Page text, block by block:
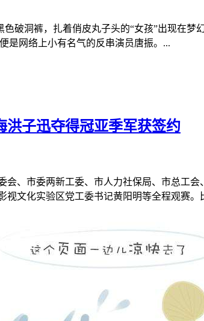
破洞裤，扎着俏皮丸子头的“女孩”出现在
是网络上小有名气的反串演员唐振。...
洪子迅夺得冠亚季军获签约
会、市委两新工委、市人力社保局、市总工
文化实验区党工委书记黄阳明等全程观赛。